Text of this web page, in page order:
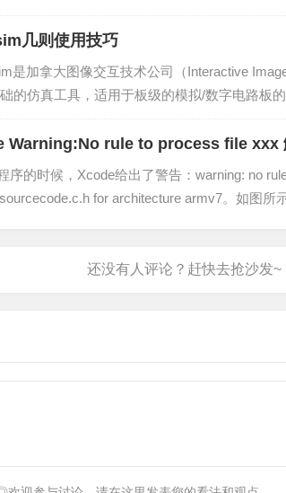
或5...
几则使用技巧
是加拿大图像交互技术公司（Interactive
的仿真工具，适用于板级的模拟/数字电路板
硬件描述语言输入方式，具有丰富的仿真分析
Warning:No rule to process file xxx
序的时候，Xcode给出了警告：warning: no
for architecture armv7。如图所